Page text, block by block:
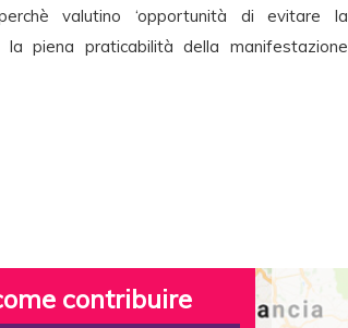
valutino ‘opportunità di evitare la
piena praticabilità della manifestazione
contribuire